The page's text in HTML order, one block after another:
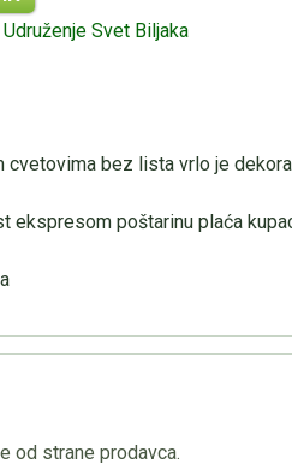
Svet Biljaka
bez lista vrlo je
ekspresom poštarinu plaća
od strane prodavca.